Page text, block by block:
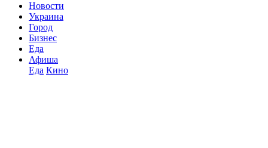
Новости
Украина
Город
Бизнес
Еда
Афиша
Еда Кино